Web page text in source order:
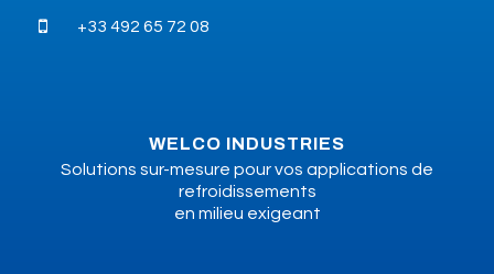
+33 492 65 72 08
WELCO INDUSTRIES
Solutions sur-mesure pour vos applications de
refroidissements
en milieu exigeant